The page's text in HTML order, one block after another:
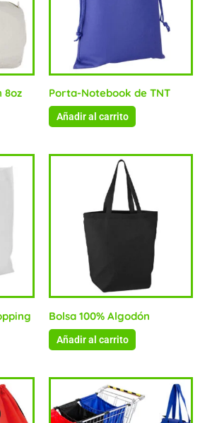
8oz Porta-Notebook de TNT
Añadir al carrito
Bolsa 100% Algodón
Añadir al carrito